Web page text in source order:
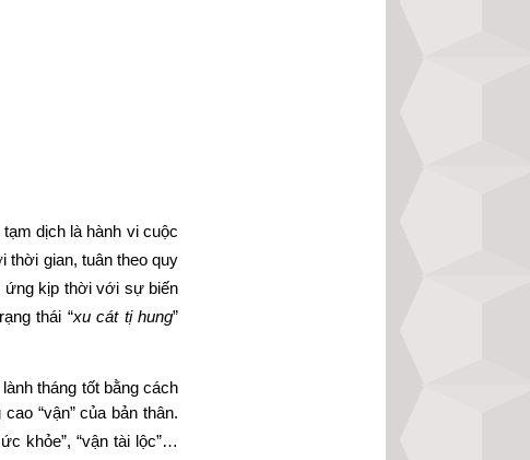
tạm dịch là hành vi cuộc
thời gian, tuân theo quy
ứng kịp thời với sự biến
thái “xu cát tị hung”
tháng tốt bằng cách
“vận” của bản thân.
khỏe”, “vận tài lộc”…